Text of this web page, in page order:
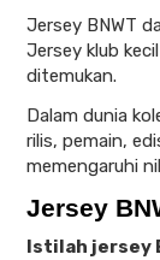
Jersey BNWT
Jersey klub
ditemukan.
Dalam dunia
rilis, pemain,
memengaruhi
Jersey
Istilah jersey